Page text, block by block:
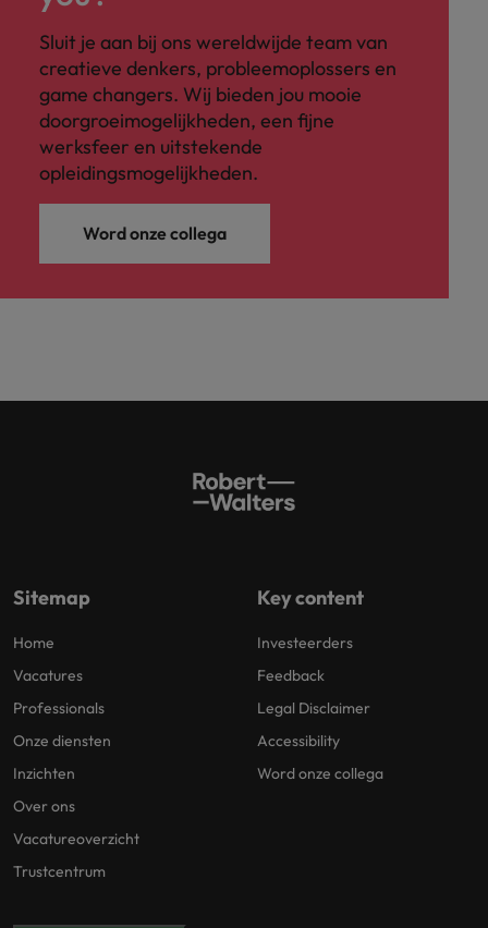
Sluit je aan bij ons wereldwijde team van
creatieve denkers, probleemoplossers en
game changers. Wij bieden jou mooie
doorgroeimogelijkheden, een fijne
werksfeer en uitstekende
opleidingsmogelijkheden.
Word onze collega
Sitemap
Home
Vacatures
Professionals
Onze diensten
Inzichten
Over ons
Vacatureoverzicht
Trustcentrum
Key content
Investeerders
Feedback
Legal Disclaimer
Accessibility
Word onze collega